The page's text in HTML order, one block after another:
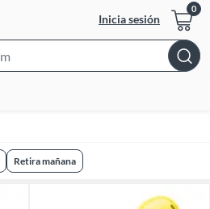
Inicia sesión
Bar
Retira mañana